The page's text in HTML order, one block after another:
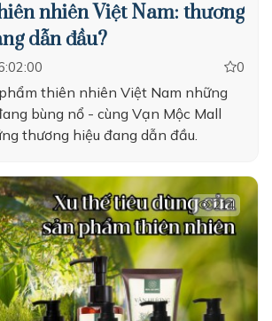
nhiên Việt Nam: thương
dẫn đầu?
0
thiên nhiên Việt Nam những
bùng nổ - cùng Vạn Mộc Mall
thương hiệu đang dẫn đầu.
214